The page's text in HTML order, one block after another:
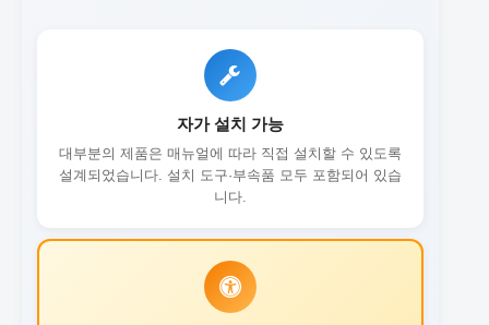
자가 설치 가능
대부분의 제품은 매뉴얼에 따라 직접 설치할 수 있도록
설계되었습니다. 설치 도구·부속품 모두 포함되어 있습
니다.